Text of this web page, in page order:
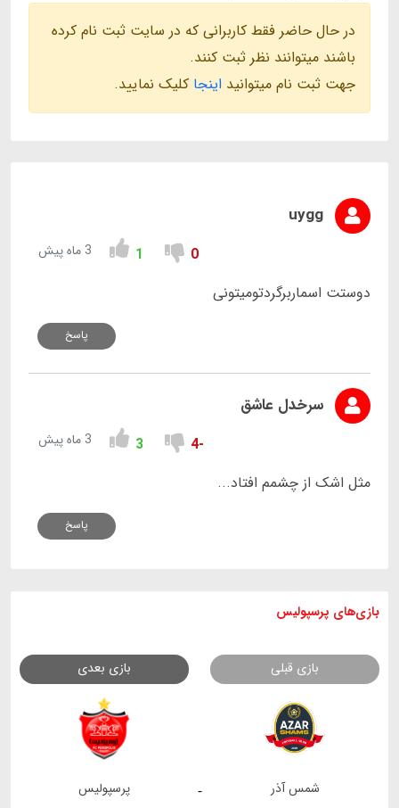
در حال حاضر فقط کاربرانی که در سایت ثبت نام کرده
باشند میتوانند نظر ثبت کنند.
جهت ثبت نام میتوانید اینجا کلیک نمایید.
uygg
0
1 3 ماه پیش
دوستت اسماربرگردتومیتونی
پاسخ
سرخدل عاشق
-4
3 3 ماه پیش
مثل اشک از چشمم افتاد...
پاسخ
بازی های پرسپولیس
بازی قبلی بازی بعدی
- شمس آذر پرسپولیس